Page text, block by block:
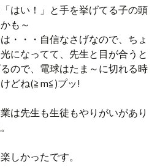
はい！」と手を挙げてる子の頭
も～
・・・自信なさげなので、ちょ
になってて、先生と目が合うと
ので、電球はたま～に切れる時
どね(≧m≦)プッ!
は先生も生徒もやりがいがあり
しかったです。